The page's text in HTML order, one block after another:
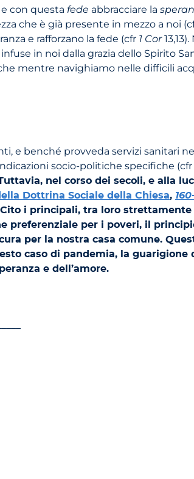
e con questa fede abbracciare la
che è già presente in mezzo a noi
e rafforzano la fede (cfr 1 Cor
in noi dalla grazia dello Spirito
mentre navighiamo nelle difficili
e benché provveda servizi sanitari
socio-politiche specifiche (cfr
nel corso dei secoli, e alla
Dottrina Sociale della Chiesa,
i principali, tra loro
preferenziale per i poveri, il
per la nostra casa comune.
caso di pandemia, la guarigione
e dell’amore.